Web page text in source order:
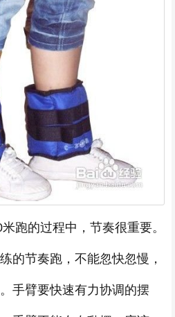
米跑的过程中，节奏很重要。
的节奏跑，不能忽快忽慢，
手臂要快速有力协调的摆